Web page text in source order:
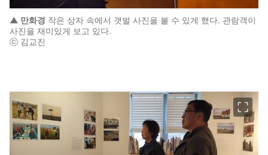
▲ 만화경 작은 상자 속에서 갯벌 사진을 볼 수 있게 했다. 관람객이
사진을 재미있게 보고 있다.
ⓒ 김교진